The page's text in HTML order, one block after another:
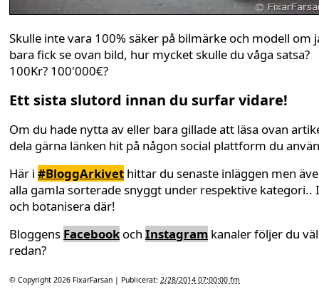
Skulle inte vara 100% säker på bilmärke och modell om
bara fick se ovan bild, hur mycket skulle du våga satsa?
100Kr? 100'000€?
Ett sista slutord innan du surfar vidare!
Om du hade nytta av eller bara gillade att läsa ovan
dela gärna länken hit på någon social plattform du
Här i #BloggArkivet hittar du senaste inläggen men
alla gamla sorterade snyggt under respektive kategori..
och botanisera där!
Bloggens Facebookoch Instagram kanaler följer du väl
redan?
© Copyright 2026 FixarFarsan | Publicerat: 2/28/2014 07:00:00 fm